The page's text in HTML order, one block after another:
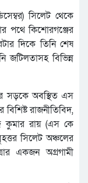
সিলেট থেকে
পথে কিশোরগঞ্জের
দিকে তিনি শেষ
জটিলতাসহ বিভিন্ন
সড়কে অবস্থিত এস
রাজনীতিবিদ,
কুমার রায় (এস কে
সিলেট অঞ্চলের
একজন অগ্রগামী